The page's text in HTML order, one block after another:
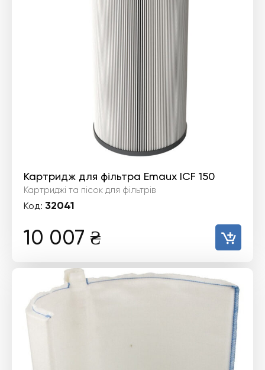
Картридж для фільтра Emaux ICF 150
Картриджі та пісок для фільтрів
Код: 32041
10 007 ₴